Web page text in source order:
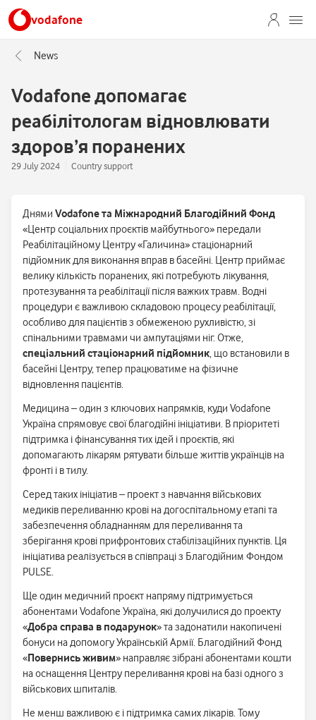
vodafone
News
Vodafone допомагає
реабілітологам відновлювати
здоров’я поранених
29 July 2024 Country support
Днями Vodafone та Міжнародний Благодійний Фонд
«Центр соціальних проєктів майбутнього» передали
Реабілітаційному Центру «Галичина» стаціонарний
підйомник для виконання вправ в басейні. Центр приймає
велику кількість поранених, які потребують лікування,
протезування та реабілітації після важких травм. Водні
процедури є важливою складовою процесу реабілітації,
особливо для пацієнтів з обмеженою рухливістю, зі
спінальними травмами чи ампутаціями ніг. Отже,
спеціальний стаціонарний підйомник, що встановили в
басейні Центру, тепер працюватиме на фізичне
відновлення пацієнтів.
Медицина – один з ключових напрямків, куди Vodafone
Україна спрямовує свої благодійні ініціативи. В пріоритеті
підтримка і фінансування тих ідей і проєктів, які
допомагають лікарям рятувати більше життів українців на
фронті і в тилу.
Серед таких ініціатив – проект з навчання військових
медиків переливанню крові на догоспітальному етапі та
забезпечення обладнанням для переливання та
зберігання крові прифронтових стабілізаційних пунктів. Ця
ініціатива реалізується в співпраці з Благодійним Фондом
PULSE.
Ще один медичний проєкт напряму підтримується
абонентами Vodafone Україна, які долучилися до проекту
«Добра справа в подарунок» та задонатили накопичені
бонуси на допомогу Українській Армії. Благодійний Фонд
«Повернись живим» направляє зібрані абонентами кошти
на оснащення Центру переливання крові на базі одного з
військових шпиталів.
Не менш важливою є і підтримка самих лікарів. Тому